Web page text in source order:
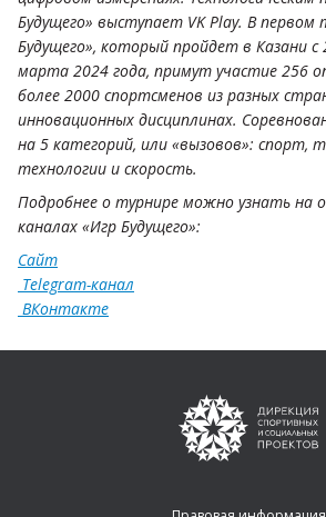
Будущего» выступает VK Play. В первом
Будущего», который пройдет в Казани с
марта 2024 года, примут участие 256
более 2000 спортсменов из разных
инновационных дисциплинах.
на 5 категорий, или «вызовов»: спорт,
технологии и скорость.
Подробнее о турнире можно узнать на
каналах «Игр Будущего»:
Сайт
Telegram-канал
ВКонтакте